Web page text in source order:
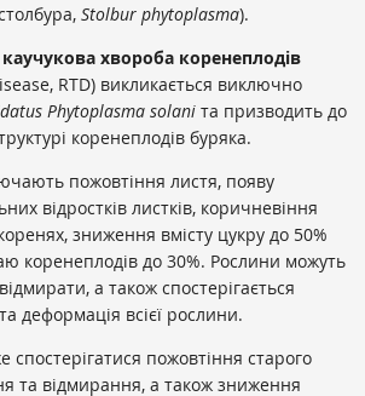
Stolbur phytoplasma).
каучукова хвороба коренеплодів
RTD) викликається виключно
Phytoplasma solani та призводить до
коренеплодів буряка.
пожовтіння листя, появу
відростків листків, коричневіння
зниження вмісту цукру до 50%
коренеплодів до 30%. Рослини можуть
а також спостерігається
деформація всієї рослини.
спостерігатися пожовтіння старого
та відмирання, а також зниження